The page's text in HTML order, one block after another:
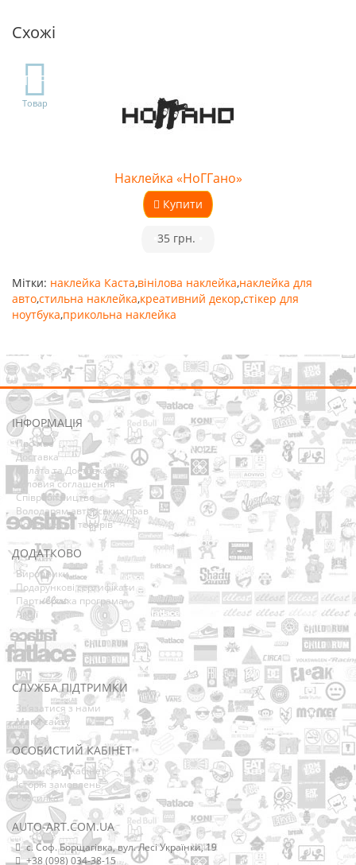
Схожі
TOP
Товар
Наклейка «НоГГано»
Купити
35 грн.
Мітки: наклейка Каста,вінілова наклейка,наклейка для
авто,стильна наклейка,креативний декор,стікер для
ноутбука,прикольна наклейка
ІНФОРМАЦІЯ
Про нас
Доставка
Оплата та Доставка
Условия соглашения
Співробітництво
Володарям авторських прав
Повернення товарів
ДОДАТКОВО
Виробники
Подарункові сертифікати
Партнерська програма
Акції
СЛУЖБА ПІДТРИМКИ
Зв’язатися з нами
Мапа сайту
ОСОБИСТИЙ КАБІНЕТ
Особистий Кабінет
Історія замовлень
Розсилка
AUTO-ART.COM.UA
с. Соф. Борщагівка, вул. Лесі Українки, 19
+38 (098) 034-38-15